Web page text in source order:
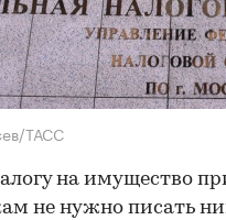
ТАСС
на имущество
не нужно писать